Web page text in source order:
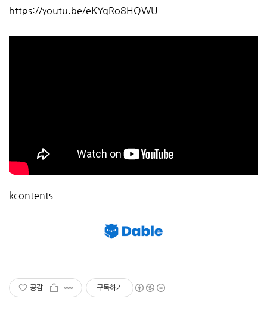
https://youtu.be/eKYqRo8HQWU
kcontents
공감 구독하기